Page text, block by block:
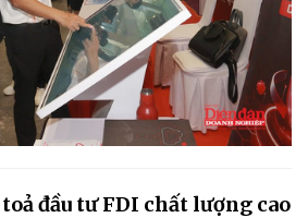
đầu tư FDI chất lượng cao